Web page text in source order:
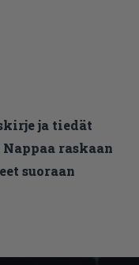
ja tiedät
raskaan
suoraan